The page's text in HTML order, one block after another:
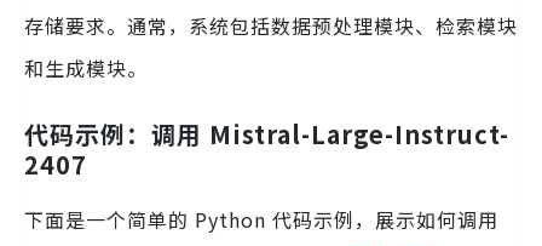
存储要求。通常，系统包括数据预处理模块、检索模块
和生成模块。
代码示例：调用 Mistral-Large-Instruct-
2407
下面是一个简单的 Python 代码示例，展示如何调用